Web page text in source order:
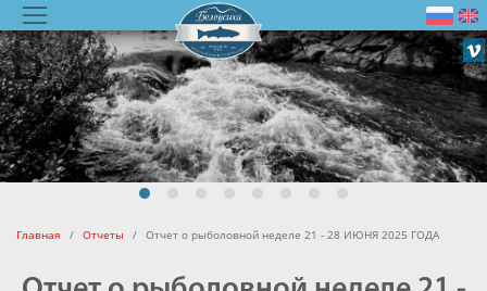
Главная Отчеты Отчет о рыболовной неделе 21 - 28 ИЮНЯ 2025 ГОДА